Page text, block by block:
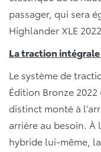
passager, qui sera
Highlander XLE
La traction intégrale
Le système de
Édition Bronze
distinct monté à
arrière au besoin.
hybride lui-même,